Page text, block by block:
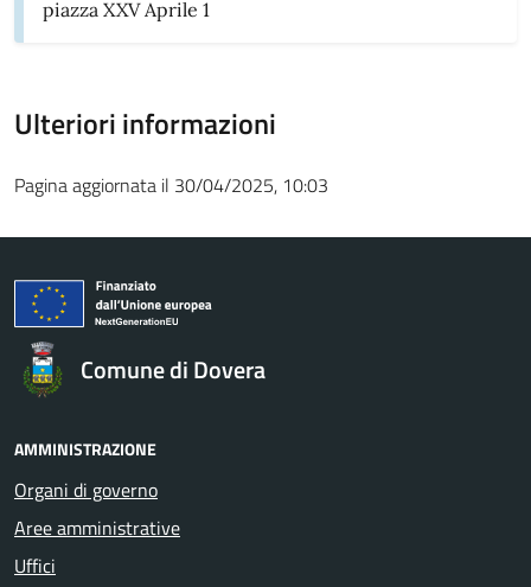
piazza XXV Aprile 1
Ulteriori informazioni
Pagina aggiornata il 30/04/2025, 10:03
Comune di Dovera
AMMINISTRAZIONE
Organi di governo
Aree amministrative
Uffici